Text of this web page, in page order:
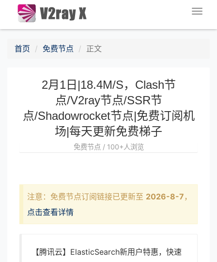
首页 免费节点 正文
2月1日|18.4M/S，Clash节
点/V2ray节点/SSR节
点/Shadowrocket节点|免费订阅机
场|每天更新免费梯子
免费节点 / 100+人浏览
注意：免费节点订阅链接已更新至 2026-8-7 ，
点击查看详情
【腾讯云】ElasticSearch新用户特惠，快速